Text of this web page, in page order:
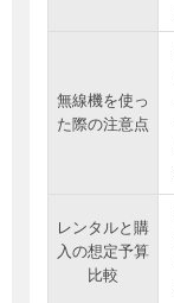
無線機を使っ
た際の注意点
レンタルと購
入の想定予算
比較